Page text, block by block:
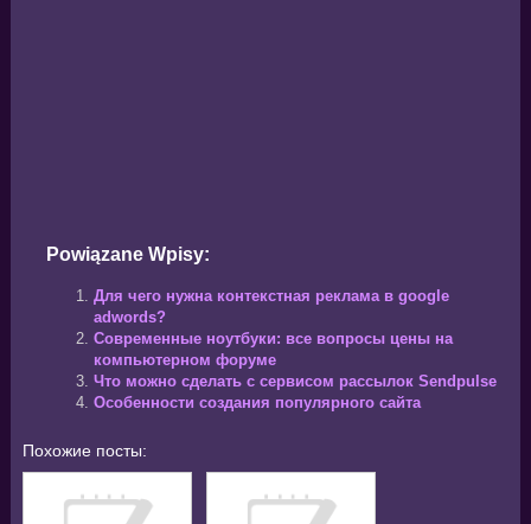
Powiązane Wpisy:
Для чего нужна контекстная реклама в google
adwords?
Современные ноутбуки: все вопросы цены на
компьютерном форуме
Что можно сделать с сервисом рассылок Sendpulse
Особенности создания популярного сайта
Похожие посты: